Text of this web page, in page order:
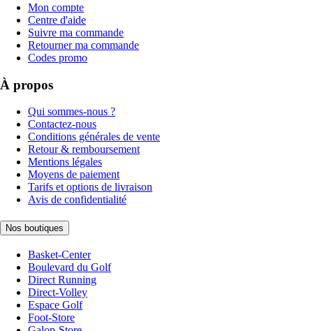
Mon compte
Centre d'aide
Suivre ma commande
Retourner ma commande
Codes promo
À propos
Qui sommes-nous ?
Contactez-nous
Conditions générales de vente
Retour & remboursement
Mentions légales
Moyens de paiement
Tarifs et options de livraison
Avis de confidentialité
Nos boutiques
Basket-Center
Boulevard du Golf
Direct Running
Direct-Volley
Espace Golf
Foot-Store